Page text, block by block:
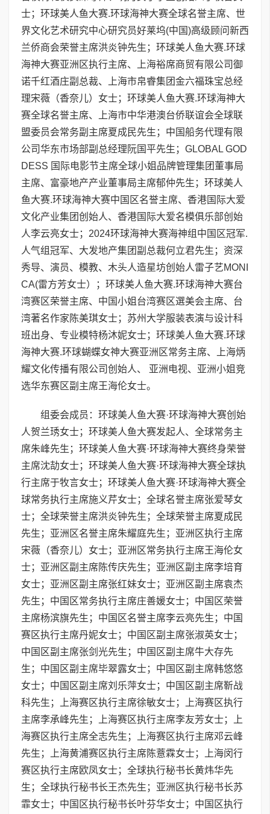
士；环球美人鱼大赛.环球海神大赛全球名誉主席、世
界文化艺术研究中心研究员好莱坞(中国)高级顾问新西
兰侨商会荣誉主席洪炎钟先生；环球美人鱼大赛.环球
海神大赛亚洲区执行主席、上海裕席商贸有限公司御
诺千红酒庄副总裁、上海市帛睿集团金六福珠宝总经
理宋薇（香奈儿）女士；环球美人鱼大赛.环球海神大
赛全球名誉主席、上海市中华港澳台侨联谊会全球联
盟委员会常务副主席夏成民先生；中国船务代理有限
公司华东市场部副总经理阮国平先生；GLOBAL GOD
DESS 国际电影节主席全球小姐品牌管理集团董事局
主席、富豪地产产业董事局主席郁仲先生；环球美人
鱼大赛.环球海神大赛中国区名誉主席、香港国际大爱
文化产业集团创始人、香港国际大爱名模俱乐部创始
人李云亮女士；2024环球海神大赛海神组中国区冠军.
人气组冠军、大发地产集团副总裁何立君先生；资深
秀导、演员、模教、木头人造星坊创始人雷子艺MONI
CA(雷方芳女士）；环球美人鱼大赛.环球海神大赛台
湾赛区荣誉主席、中国小姐台湾赛区選美会主席、台
湾著名作家陈美琪女士；苏州大学服装表演与设计科
班出身、专业模特杨沐妮女士；环球美人鱼大赛.环球
海神大赛.环球蝴蝶女神大赛亚洲区常务主席、上海炳
耀文化传播有限公司创始人、 亚洲电视、亚洲小姐竞
选华东赛区副主席王海伦女士。
组委会成员：环球美人鱼大赛·环球海神大赛创始
人贺兰琇女士；环球美人鱼大赛发起人、全球常务主
席朱峰先生；环球美人鱼大赛·环球海神大赛终身荣誉
主席沈劼女士；环球美人鱼大赛·环球海神大赛全球执
行主席于牧言女士；环球美人鱼大赛·环球海神大赛全
球常务执行主席施义芹女士；全球名誉主席张爱琴女
士；全球荣誉主席洪炎钟先生；全球荣誉主席夏成民
先生；亚洲区名誉主席朱耀庭先生；亚洲区执行主席
宋薇（香奈儿）女士；亚洲区常务执行主席王海伦女
士；亚洲区副主席陈传庆先生；亚洲区副主席李培育
女士；亚洲区副主席张红妹女士；亚洲区副主席袁杰
先生；中国区常务执行主席庄善媛女士；中国区荣誉
主席杨滨旗先生；中国区名誉主席李云亮先生；中国
赛区执行主席丹妮女士；中国区副主席张淑英女士；
中国区副主席张剑光先生；中国区副主席牛大存先
生；中国区副主席毕翠露女士；中国区副主席韩悠悠
女士；中国区副主席刘乐萍女士；中国区副主席靳战
科先生；上海赛区执行主席徐敏女士；上海赛区执行
主席李承峰先生；上海赛区执行主席李友芳女士；上
海赛区执行主席全志先生；上海赛区执行主席邓云峰
先生；上海黄浦赛区执行主席陈薏霖女士；上海闵行
赛区执行主席欧凤女士；全球执行秘书长黄炜华先
生；全球执行秘书长王杰先生；亚洲区执行秘书长苏
霏女士；中国区执行秘书长叶芬华女士；中国区执行